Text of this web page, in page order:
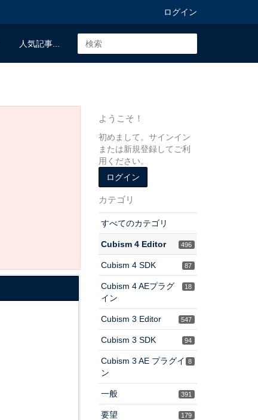
ログイン
人気記事...
ようこそ！
初めまして。サインイン
または新規登録してご利
用ください。
ログイン
カテゴリ
すべてのカテゴリ
496
Cubism 4 Editor
87
Cubism 4 SDK
18
Cubism 4 AEプラグ
イン
547
Cubism 3 Editor
94
Cubism 3 SDK
8
Cubism 3 AE プラグイ
ン
391
一般
179
要望